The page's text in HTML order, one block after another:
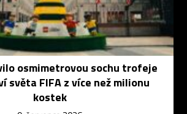
osmimetrovou sochu trofeje
světa FIFA z více než milionu
kostek